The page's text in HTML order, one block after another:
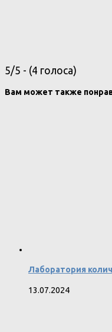
5/5 - (4 голоса)
Вам может также
Лаборатория
13.07.2024